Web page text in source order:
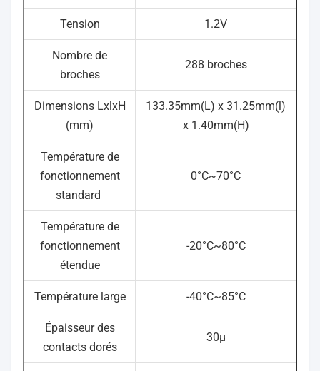
Tension 1.2V
Nombre de
broches
288 broches
Dimensions LxlxH
(mm)
133.35mm(L) x 31.25mm(l)
x 1.40mm(H)
Température de
fonctionnement
standard
0°C~70°C
Température de
fonctionnement
étendue
-20°C~80°C
Température large -40°C~85°C
Épaisseur des
contacts dorés
30µ